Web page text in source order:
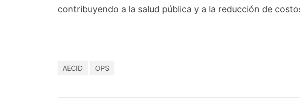
contribuyendo a la salud pública y a la reducción de
AECID OPS